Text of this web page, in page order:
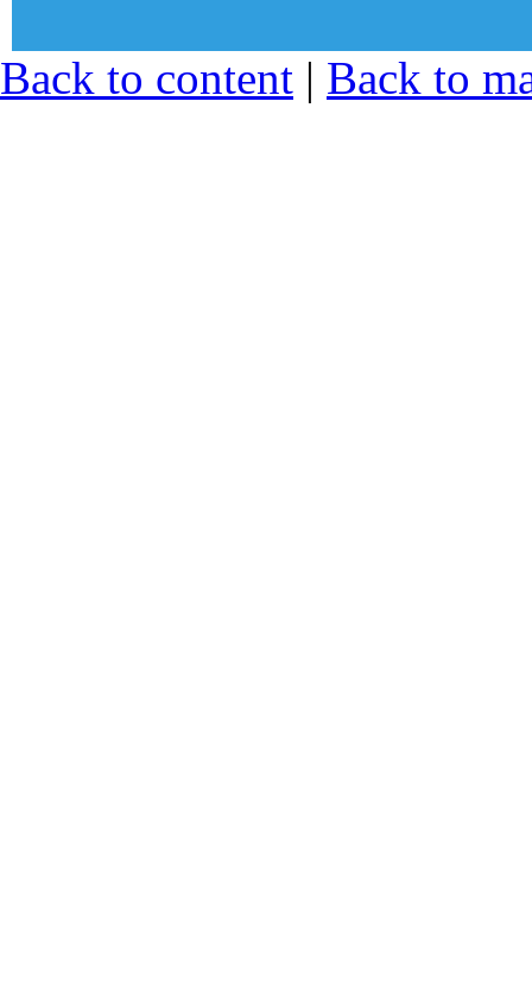
© Sekcija mladih Sindikata
zdravstvu i socijalnoj zaštiti
Back to content | Back to